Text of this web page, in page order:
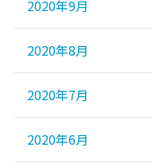
2020年9月
2020年8月
2020年7月
2020年6月